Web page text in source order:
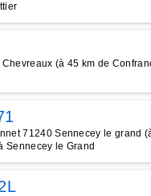
(à 45 km de
71240 Sennecey le grand
Sennecey le Grand